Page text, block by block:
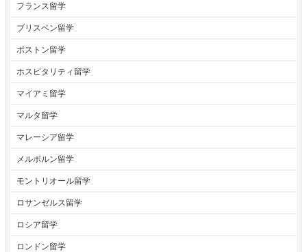
フランス留学
ブリスベン留学
ボストン留学
ホスピタリティ留学
マイアミ留学
マルタ留学
マレーシア留学
メルボルン留学
モントリオール留学
ロサンゼルス留学
ロシア留学
ロンドン留学